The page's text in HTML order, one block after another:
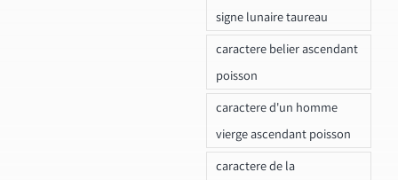
signe lunaire taureau
caractere belier ascendant
poisson
caractere d'un homme
vierge ascendant poisson
caractere de la